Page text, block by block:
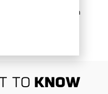
חולצה ש.א מודפסת CF
to know